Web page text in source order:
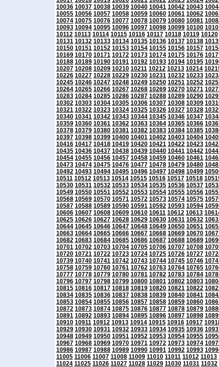
10036 10037 10038 10039 10040 10041 10042 10043
10055 10056 10057 10058 10059 10060 10061 10062
10074 10075 10076 10077 10078 10079 10080 10081
10093 10094 10095 10096 10097 10098 10099 10100
10112 10113 10114 10115 10116 10117 10118 10119 10120
10131 10132 10133 10134 10135 10136 10137 10138
10150 10151 10152 10153 10154 10155 10156 10157
10169 10170 10171 10172 10173 10174 10175 10176
10188 10189 10190 10191 10192 10193 10194 10195
10207 10208 10209 10210 10211 10212 10213 10214
10226 10227 10228 10229 10230 10231 10232 10233
10245 10246 10247 10248 10249 10250 10251 10252
10264 10265 10266 10267 10268 10269 10270 10271
10283 10284 10285 10286 10287 10288 10289 10290
10302 10303 10304 10305 10306 10307 10308 10309
10321 10322 10323 10324 10325 10326 10327 10328
10340 10341 10342 10343 10344 10345 10346 10347
10359 10360 10361 10362 10363 10364 10365 10366
10378 10379 10380 10381 10382 10383 10384 10385
10397 10398 10399 10400 10401 10402 10403 10404
10416 10417 10418 10419 10420 10421 10422 10423
10435 10436 10437 10438 10439 10440 10441 10442
10454 10455 10456 10457 10458 10459 10460 10461
10473 10474 10475 10476 10477 10478 10479 10480
10492 10493 10494 10495 10496 10497 10498 10499
10511 10512 10513 10514 10515 10516 10517 10518
10530 10531 10532 10533 10534 10535 10536 10537
10549 10550 10551 10552 10553 10554 10555 10556
10568 10569 10570 10571 10572 10573 10574 10575
10587 10588 10589 10590 10591 10592 10593 10594
10606 10607 10608 10609 10610 10611 10612 10613
10625 10626 10627 10628 10629 10630 10631 10632
10644 10645 10646 10647 10648 10649 10650 10651
10663 10664 10665 10666 10667 10668 10669 10670
10682 10683 10684 10685 10686 10687 10688 10689
10701 10702 10703 10704 10705 10706 10707 10708
10720 10721 10722 10723 10724 10725 10726 10727
10739 10740 10741 10742 10743 10744 10745 10746
10758 10759 10760 10761 10762 10763 10764 10765
10777 10778 10779 10780 10781 10782 10783 10784
10796 10797 10798 10799 10800 10801 10802 10803
10815 10816 10817 10818 10819 10820 10821 10822
10834 10835 10836 10837 10838 10839 10840 10841
10853 10854 10855 10856 10857 10858 10859 10860
10872 10873 10874 10875 10876 10877 10878 10879
10891 10892 10893 10894 10895 10896 10897 10898
10910 10911 10912 10913 10914 10915 10916 10917
10929 10930 10931 10932 10933 10934 10935 10936
10948 10949 10950 10951 10952 10953 10954 10955
10967 10968 10969 10970 10971 10972 10973 10974
10986 10987 10988 10989 10990 10991 10992 10993
11005 11006 11007 11008 11009 11010 11011 11012 11013
11024 11025 11026 11027 11028 11029 11030 11031 11032